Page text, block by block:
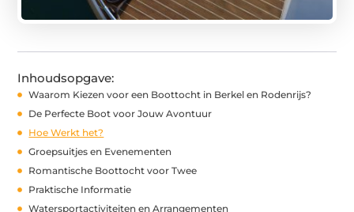
Inhoudsopgave:
Waarom Kiezen voor een Boottocht in Berkel en Rodenrijs?
De Perfecte Boot voor Jouw Avontuur
Hoe Werkt het?
Groepsuitjes en Evenementen
Romantische Boottocht voor Twee
Praktische Informatie
Watersportactiviteiten en Arrangementen